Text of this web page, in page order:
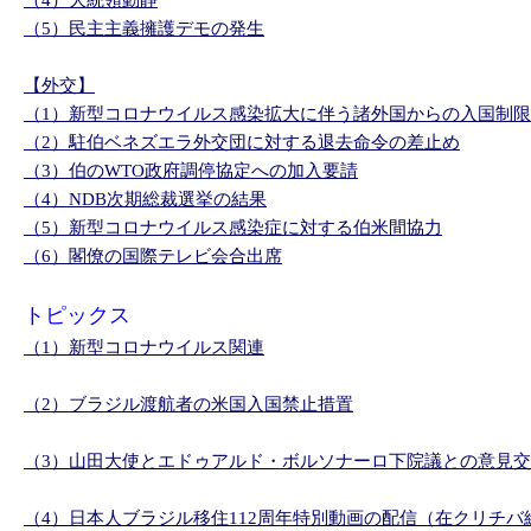
（5）民主主義擁護デモの発生
【外交】
（1）新型コロナウイルス感染拡大に伴う諸外国からの入国制限
（2）駐伯ベネズエラ外交団に対する退去命令の差止め
（3）伯のWTO政府調停協定への加入要請
（4）NDB次期総裁選挙の結果
（5）新型コロナウイルス感染症に対する伯米間協力
（6）閣僚の国際テレビ会合出席
トピックス
（1）新型コロナウイルス関連
（2）ブラジル渡航者の米国入国禁止措置
（3）山田大使とエドゥアルド・ボルソナーロ下院議との意見
（4）日本人ブラジル移住112周年特別動画の配信（在クリチバ